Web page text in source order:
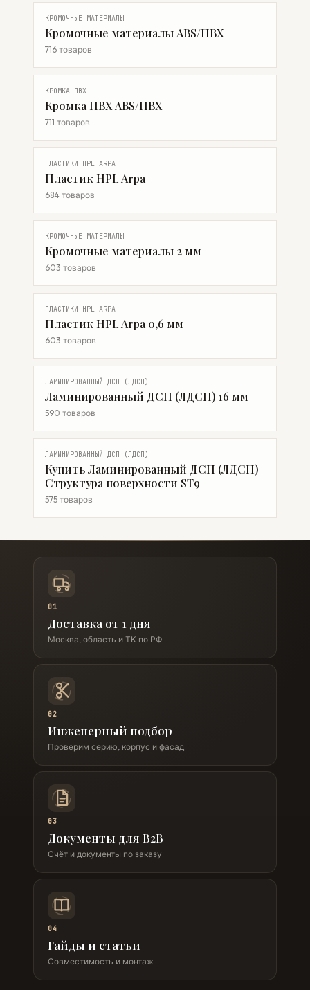
КРОМОЧНЫЕ МАТЕРИАЛЫ
Кромочные материалы ABS/ПВХ
716 товаров
КРОМКА ПВХ
Кромка ПВХ ABS/ПВХ
711 товаров
ПЛАСТИКИ HPL ARPA
Пластик HPL Arpa
684 товаров
КРОМОЧНЫЕ МАТЕРИАЛЫ
Кромочные материалы 2 мм
603 товаров
ПЛАСТИКИ HPL ARPA
Пластик HPL Arpa 0,6 мм
603 товаров
ЛАМИНИРОВАННЫЙ ДСП (ЛДСП)
Ламинированный ДСП (ЛДСП) 16 мм
590 товаров
ЛАМИНИРОВАННЫЙ ДСП (ЛДСП)
Купить Ламинированный ДСП (ЛДСП)
Структура поверхности ST9
575 товаров
01
Доставка от 1 дня
Москва, область и ТК по РФ
02
Инженерный подбор
Проверим серию, корпус и фасад
03
Документы для B2B
Счёт и документы по заказу
04
Гайды и статьи
Совместимость и монтаж